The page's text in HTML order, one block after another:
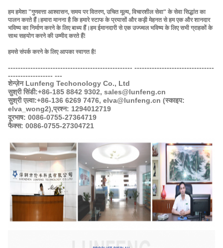
हम हमेशा "गुणवत्ता आश्वासन, समय पर वितरण, उचित मूल्य, विचारशील सेवा" के सेवा सिद्धांत का
पालन करते हैं।हमारा मानना ​​है कि हमारे स्टाफ के प्रयासों और कड़ी मेहनत से हम एक और शानदार
भविष्य का निर्माण करने के लिए बाध्य हैं।हम ईमानदारी से एक उज्ज्वल भविष्य के लिए सभी ग्राहकों के
साथ सहयोग करने की उम्मीद करते हैं!
हमसे संपर्क करने के लिए आपका स्वागत है!
-------------------------------------------------- --------------------------------
------------------ ---
शेन्ज़ेन Lunfeng Techonology Co., Ltd
सुश्री सिंडी:+86-185 8842 9302, sales@lunfeng.cn
सुश्री एल्वा:+86-136 6269 7476, elva@lunfeng.cn (स्काइप:
elva_wong2),प्रश्न: 1294012719
दूरभाष: 0086-0755-27364719
फैक्स: 0086-0755-27304721